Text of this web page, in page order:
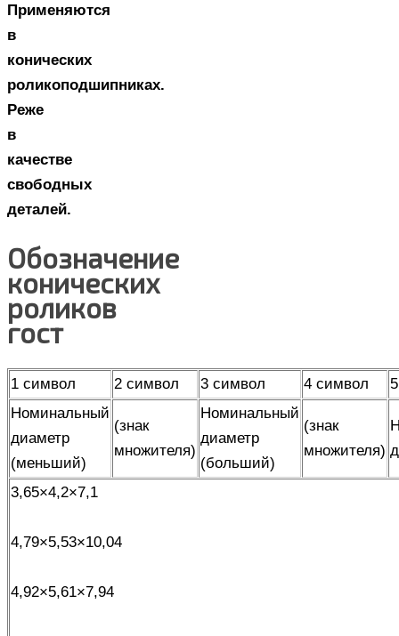
Применяются
в
конических
роликоподшипниках.
Реже
в
качестве
свободных
деталей.
Обозначение
конических
роликов
гост
1 символ 2 символ 3 символ 4 символ
Номинальный
диаметр
(меньший)
(знак
множителя)
Номинальный
диаметр
(больший)
(знак
множителя)
3,65×4,2×7,1
4,79×5,53×10,04
4,92×5,61×7,94